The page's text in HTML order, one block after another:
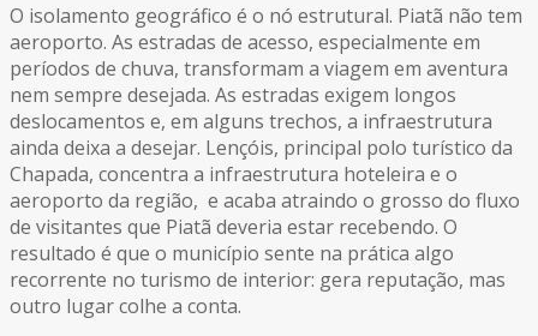
O isolamento geográfico é o nó estrutural. Piatã não tem
aeroporto. As estradas de acesso, especialmente em
períodos de chuva, transformam a viagem em aventura
nem sempre desejada. As estradas exigem longos
deslocamentos e, em alguns trechos, a infraestrutura
ainda deixa a desejar. Lençóis, principal polo turístico da
Chapada, concentra a infraestrutura hoteleira e o
aeroporto da região, e acaba atraindo o grosso do fluxo
de visitantes que Piatã deveria estar recebendo. O
resultado é que o município sente na prática algo
recorrente no turismo de interior: gera reputação, mas
outro lugar colhe a conta.